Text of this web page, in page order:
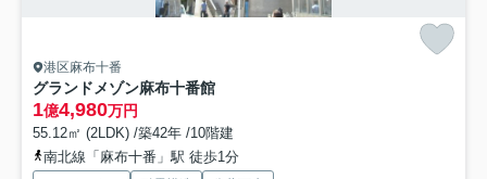
港区麻布十番
グランドメゾン麻布十番館
1億4,980万円
55.12㎡ (2LDK) /築42年 /10階建
南北線「麻布十番」駅 徒歩1分